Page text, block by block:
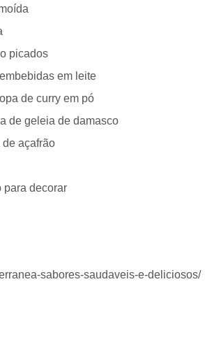
picados
em leite
de curry em pó
de geleia de damasco
de açafrão
para decorar
sabores-saudaveis-e-deliciosos/